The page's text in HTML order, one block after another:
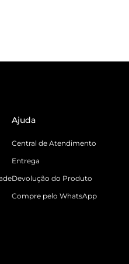
Ajuda
Central de Atendimento
Entrega
Devolução do Produto
Compre pelo WhatsApp